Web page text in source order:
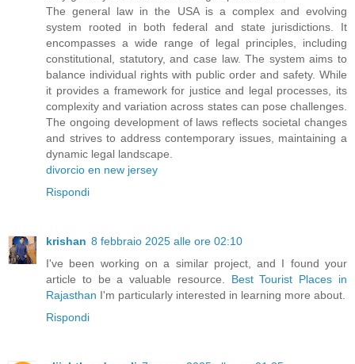
The general law in the USA is a complex and evolving
system rooted in both federal and state jurisdictions. It
encompasses a wide range of legal principles, including
constitutional, statutory, and case law. The system aims to
balance individual rights with public order and safety. While
it provides a framework for justice and legal processes, its
complexity and variation across states can pose challenges.
The ongoing development of laws reflects societal changes
and strives to address contemporary issues, maintaining a
dynamic legal landscape.
divorcio en new jersey
Rispondi
krishan 8 febbraio 2025 alle ore 02:10
I've been working on a similar project, and I found your
article to be a valuable resource. Best Tourist Places in
Rajasthan I'm particularly interested in learning more about.
Rispondi